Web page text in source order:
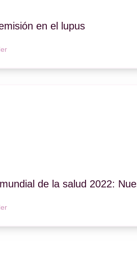
en el lupus
de la salud 2022: